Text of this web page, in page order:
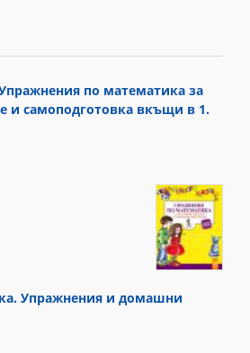
по математика за
и самоподготовка вкъщи в 1.
Упражнения и домашни